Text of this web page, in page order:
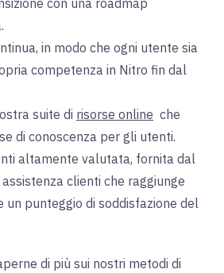
con una roadmap
in modo che ogni utente sia
competenza in Nitro fin dal
suite di risorse online che
di conoscenza per gli utenti.
altamente valutata, fornita dal
clienti che raggiunge
un punteggio di soddisfazione del
di più sui nostri metodi di